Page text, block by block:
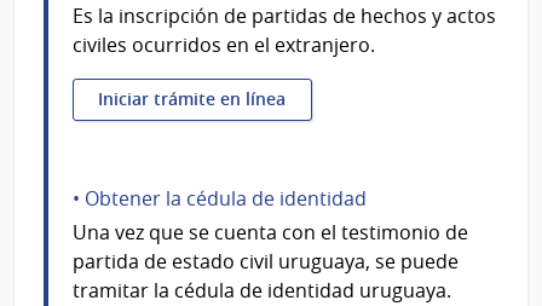
Es la inscripción de partidas de hechos y actos
civiles ocurridos en el extranjero.
Iniciar trámite en línea
• Obtener la cédula de identidad
Una vez que se cuenta con el testimonio de
partida de estado civil uruguaya, se puede
tramitar la cédula de identidad uruguaya.